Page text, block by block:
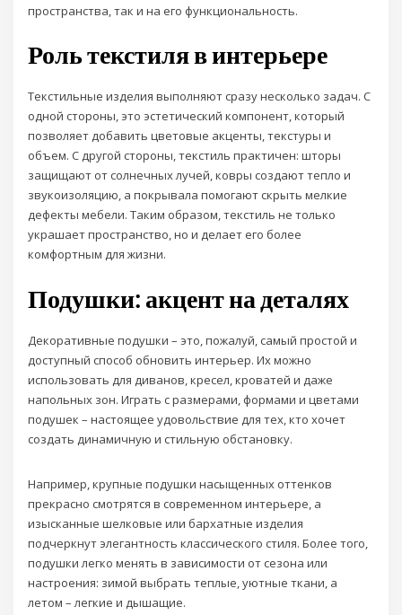
пространства, так и на его функциональность.
Роль текстиля в интерьере
Текстильные изделия выполняют сразу несколько задач. С
одной стороны, это эстетический компонент, который
позволяет добавить цветовые акценты, текстуры и
объем. С другой стороны, текстиль практичен: шторы
защищают от солнечных лучей, ковры создают тепло и
звукоизоляцию, а покрывала помогают скрыть мелкие
дефекты мебели. Таким образом, текстиль не только
украшает пространство, но и делает его более
комфортным для жизни.
Подушки: акцент на деталях
Декоративные подушки – это, пожалуй, самый простой и
доступный способ обновить интерьер. Их можно
использовать для диванов, кресел, кроватей и даже
напольных зон. Играть с размерами, формами и цветами
подушек – настоящее удовольствие для тех, кто хочет
создать динамичную и стильную обстановку.
Например, крупные подушки насыщенных оттенков
прекрасно смотрятся в современном интерьере, а
изысканные шелковые или бархатные изделия
подчеркнут элегантность классического стиля. Более того,
подушки легко менять в зависимости от сезона или
настроения: зимой выбрать теплые, уютные ткани, а
летом – легкие и дышащие.